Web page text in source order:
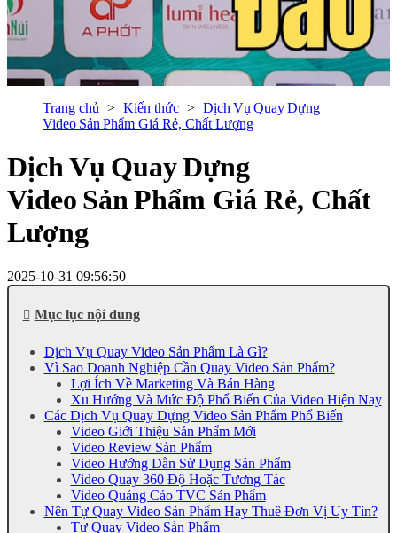
Trang chủ Kiến thức
Dịch Vụ Quay Dựng
Video Sản Phẩm Giá Rẻ, Chất Lượng
Dịch Vụ Quay Dựng
Video Sản Phẩm Giá Rẻ, Chất
Lượng
2025-10-31 09:56:50
Mục lục nội dung
Dịch Vụ Quay Video Sản Phẩm Là Gì?
Vì Sao Doanh Nghiệp Cần Quay Video Sản Phẩm?
Lợi Ích Về Marketing Và Bán Hàng
Xu Hướng Và Mức Độ Phổ Biến Của Video Hiện Nay
Các Dịch Vụ Quay Dựng Video Sản Phẩm Phổ Biến
Video Giới Thiệu Sản Phẩm Mới
Video Review Sản Phẩm
Video Hướng Dẫn Sử Dụng Sản Phẩm
Video Quay 360 Độ Hoặc Tương Tác
Video Quảng Cáo TVC Sản Phẩm
Nên Tự Quay Video Sản Phẩm Hay Thuê Đơn Vị Uy Tín?
Tự Quay Video Sản Phẩm